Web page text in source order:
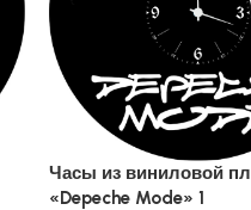
Часы из виниловой
«Depeche Mode» 1